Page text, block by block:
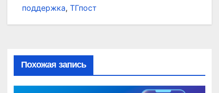
поддержка, ТГпост
Похожая запись